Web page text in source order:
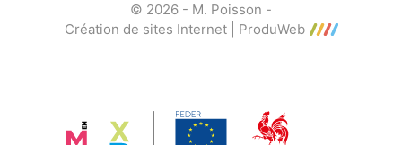
© 2026 - M. Poisson -
Création de sites Internet | ProduWeb